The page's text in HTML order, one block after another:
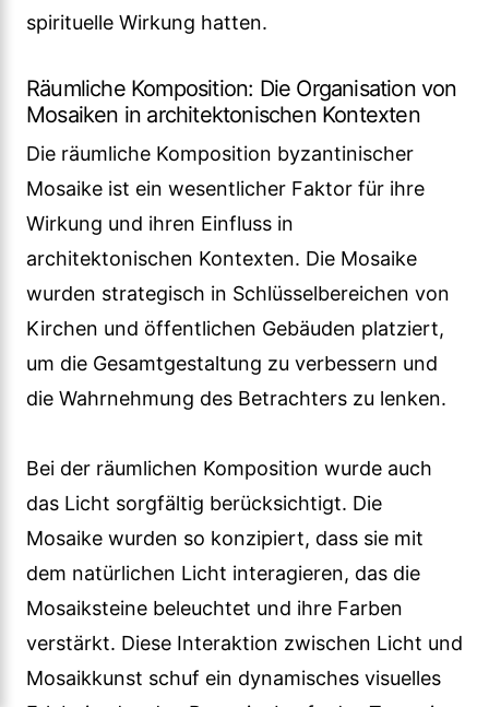
spirituelle Wirkung hatten.
Räumliche Komposition: Die Organisation von
Mosaiken in architektonischen Kontexten
Die räumliche Komposition byzantinischer
Mosaike ist ein wesentlicher Faktor für ihre
Wirkung und ihren Einfluss in
architektonischen Kontexten. Die Mosaike
wurden strategisch in Schlüsselbereichen von
Kirchen und öffentlichen Gebäuden platziert,
um die Gesamtgestaltung zu verbessern und
die Wahrnehmung des Betrachters zu lenken.
Bei der räumlichen Komposition wurde auch
das Licht sorgfältig berücksichtigt. Die
Mosaike wurden so konzipiert, dass sie mit
dem natürlichen Licht interagieren, das die
Mosaiksteine beleuchtet und ihre Farben
verstärkt. Diese Interaktion zwischen Licht und
Mosaikkunst schuf ein dynamisches visuelles